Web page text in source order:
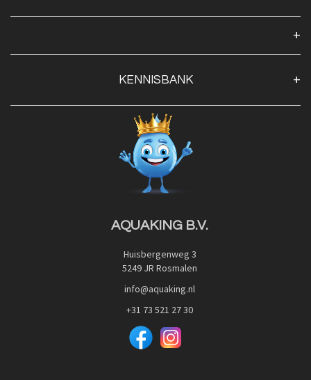
Openingstijden
Contact
Privacy Policy
Veilig betalen met:
KENNISBANK
Blog
Advies
Red Label Filter Series
Nishikigoi-Ô
JPD Japan Pet Design
AQUAKING B.V.
Huisbergenweg 3
5249 JR Rosmalen
info@aquaking.nl
+31 73 521 27 30